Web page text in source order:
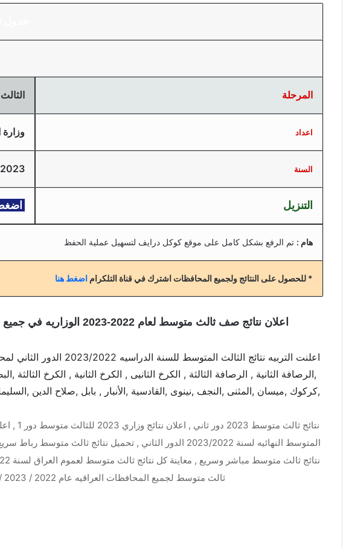
المرحلة
اعداد وزارة
السنة 2023
التنزيل
هام : تم الرفع بشكل كامل على موقع كوكل درايف لتسهيل عملية الحفظ
* للحصول على النتائج ولجميع المحافظات اشترك في قناة التلكرام اضغط هنا
اعلان نتائج صف ثالث متوسط لعام 2022-2023 الوزاريه في جميع محافظات العراق
اعلنت التربيه نتائج الثالث المتوسط
,الرصافة الثانية , الرصافة الثالثة , الكرخ الثانيى , الكرخ الثانية , الكرخ الثالثة
,كركوك ,ميسان ,المثنى ,النجف ,نينوى ,القادسية ,الأنبار , بابل ,صلاح الدين
نتائج ثالث
ثالث متوسط لجميع المحافظات العراقيه عام 2022 / 2023 / د1